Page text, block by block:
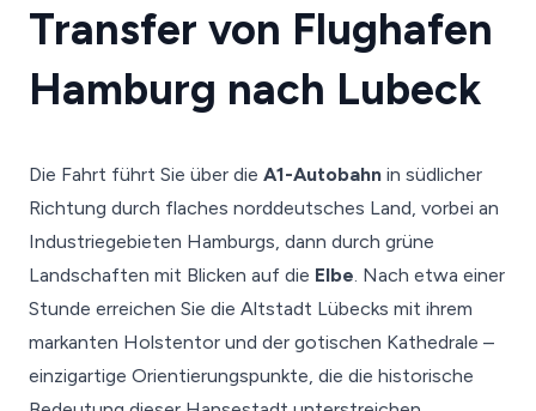
Transfer von Flughafen
Hamburg nach Lubeck
Die Fahrt führt Sie über die A1-Autobahn in südlicher
Richtung durch flaches norddeutsches Land, vorbei an
Industriegebieten Hamburgs, dann durch grüne
Landschaften mit Blicken auf die Elbe. Nach etwa einer
Stunde erreichen Sie die Altstadt Lübecks mit ihrem
markanten Holstentor und der gotischen Kathedrale –
einzigartige Orientierungspunkte, die die historische